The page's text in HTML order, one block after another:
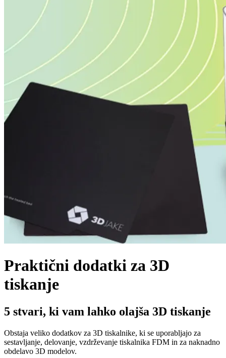
Praktični dodatki za 3D
tiskanje
5 stvari, ki vam lahko olajša 3D tiskanje
Obstaja veliko dodatkov za 3D tiskalnike, ki se uporabljajo za
sestavljanje, delovanje, vzdrževanje tiskalnika FDM in za naknadno
obdelavo 3D modelov.